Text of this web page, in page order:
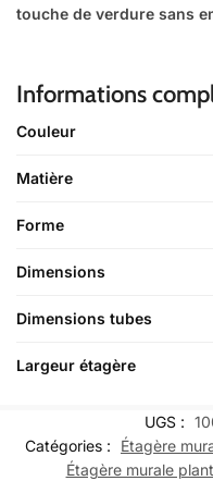
touche de verdure sans
Informations
Couleur
Matière
Forme
Dimensions
Dimensions tubes
Largeur étagère
UGS :
Catégories :
Étagère
Étagère murale